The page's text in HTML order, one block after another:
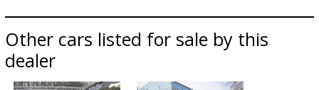
Other cars listed for sale by this
dealer